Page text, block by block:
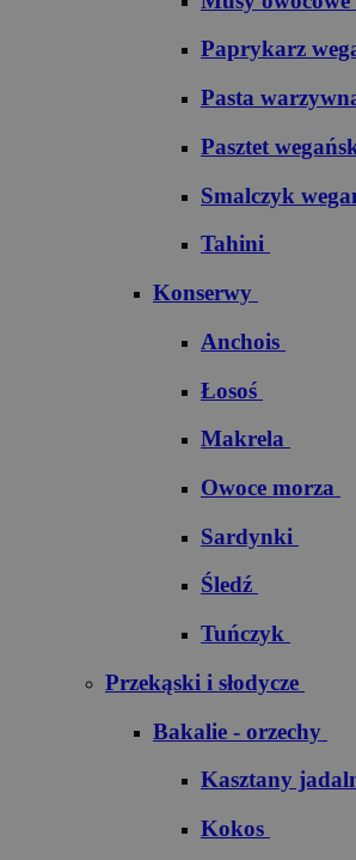
Paprykarz
Pasta
Pasztet
Smalczyk
Tahini
Konserwy
Anchois
Łosoś
Makrela
Owoce morza
Sardynki
Śledź
Tuńczyk
Przekąski i słodycze
Bakalie - orzechy
Kasztany
Kokos